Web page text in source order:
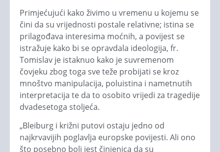
Primjećujući kako živimo u vremenu u kojemu se
čini da su vrijednosti postale relativne; istina se
prilagođava interesima moćnih, a povijest se
istražuje kako bi se opravdala ideologija, fr.
Tomislav je istaknuo kako je suvremenom
čovjeku zbog toga sve teže probijati se kroz
mnoštvo manipulacija, poluistina i nametnutih
interpretacija te da to osobito vrijedi za tragedije
dvadesetoga stoljeća.
„Bleiburg i križni putovi ostaju jedno od
najkrvavijih poglavlja europske povijesti. Ali ono
što posebno boli jest činjenica da su